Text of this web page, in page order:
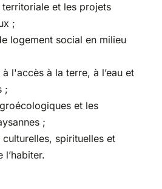
et les projets
;
logement social en milieu
l'accès à la terre, à l’eau et
;
et les
;
culturelles, spirituelles et
l’habiter.